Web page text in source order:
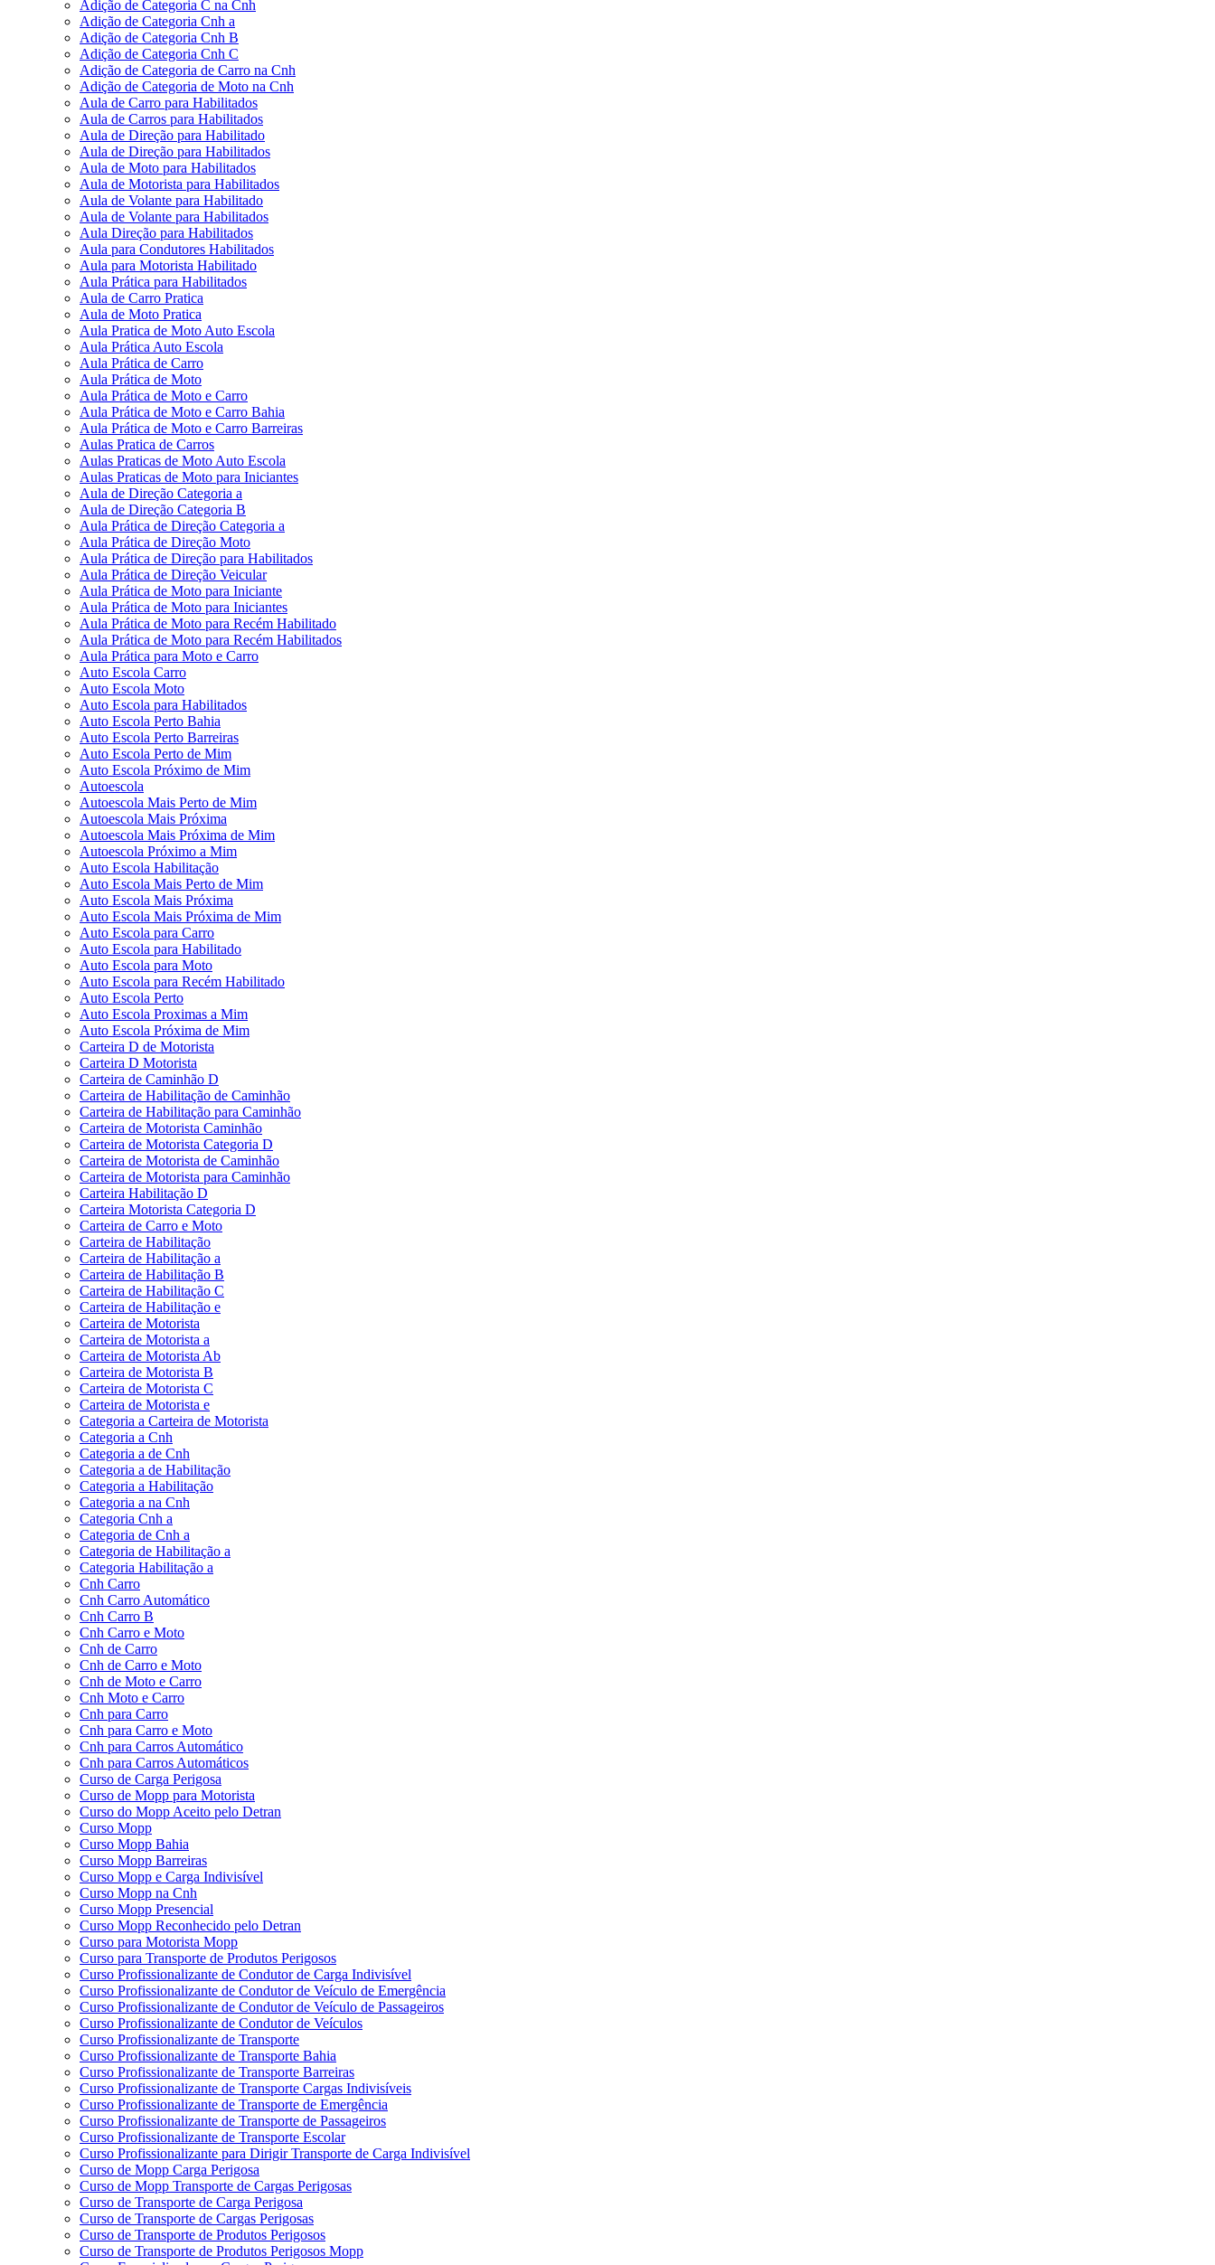
Adição de Categoria C na Cnh
Adição de Categoria Cnh a
Adição de Categoria Cnh B
Adição de Categoria Cnh C
Adição de Categoria de Carro na Cnh
Adição de Categoria de Moto na Cnh
Aula de Carro para Habilitados
Aula de Carros para Habilitados
Aula de Direção para Habilitado
Aula de Direção para Habilitados
Aula de Moto para Habilitados
Aula de Motorista para Habilitados
Aula de Volante para Habilitado
Aula de Volante para Habilitados
Aula Direção para Habilitados
Aula para Condutores Habilitados
Aula para Motorista Habilitado
Aula Prática para Habilitados
Aula de Carro Pratica
Aula de Moto Pratica
Aula Pratica de Moto Auto Escola
Aula Prática Auto Escola
Aula Prática de Carro
Aula Prática de Moto
Aula Prática de Moto e Carro
Aula Prática de Moto e Carro Bahia
Aula Prática de Moto e Carro Barreiras
Aulas Pratica de Carros
Aulas Praticas de Moto Auto Escola
Aulas Praticas de Moto para Iniciantes
Aula de Direção Categoria a
Aula de Direção Categoria B
Aula Prática de Direção Categoria a
Aula Prática de Direção Moto
Aula Prática de Direção para Habilitados
Aula Prática de Direção Veicular
Aula Prática de Moto para Iniciante
Aula Prática de Moto para Iniciantes
Aula Prática de Moto para Recém Habilitado
Aula Prática de Moto para Recém Habilitados
Aula Prática para Moto e Carro
Auto Escola Carro
Auto Escola Moto
Auto Escola para Habilitados
Auto Escola Perto Bahia
Auto Escola Perto Barreiras
Auto Escola Perto de Mim
Auto Escola Próximo de Mim
Autoescola
Autoescola Mais Perto de Mim
Autoescola Mais Próxima
Autoescola Mais Próxima de Mim
Autoescola Próximo a Mim
Auto Escola Habilitação
Auto Escola Mais Perto de Mim
Auto Escola Mais Próxima
Auto Escola Mais Próxima de Mim
Auto Escola para Carro
Auto Escola para Habilitado
Auto Escola para Moto
Auto Escola para Recém Habilitado
Auto Escola Perto
Auto Escola Proximas a Mim
Auto Escola Próxima de Mim
Carteira D de Motorista
Carteira D Motorista
Carteira de Caminhão D
Carteira de Habilitação de Caminhão
Carteira de Habilitação para Caminhão
Carteira de Motorista Caminhão
Carteira de Motorista Categoria D
Carteira de Motorista de Caminhão
Carteira de Motorista para Caminhão
Carteira Habilitação D
Carteira Motorista Categoria D
Carteira de Carro e Moto
Carteira de Habilitação
Carteira de Habilitação a
Carteira de Habilitação B
Carteira de Habilitação C
Carteira de Habilitação e
Carteira de Motorista
Carteira de Motorista a
Carteira de Motorista Ab
Carteira de Motorista B
Carteira de Motorista C
Carteira de Motorista e
Categoria a Carteira de Motorista
Categoria a Cnh
Categoria a de Cnh
Categoria a de Habilitação
Categoria a Habilitação
Categoria a na Cnh
Categoria Cnh a
Categoria de Cnh a
Categoria de Habilitação a
Categoria Habilitação a
Cnh Carro
Cnh Carro Automático
Cnh Carro B
Cnh Carro e Moto
Cnh de Carro
Cnh de Carro e Moto
Cnh de Moto e Carro
Cnh Moto e Carro
Cnh para Carro
Cnh para Carro e Moto
Cnh para Carros Automático
Cnh para Carros Automáticos
Curso de Carga Perigosa
Curso de Mopp para Motorista
Curso do Mopp Aceito pelo Detran
Curso Mopp
Curso Mopp Bahia
Curso Mopp Barreiras
Curso Mopp e Carga Indivisível
Curso Mopp na Cnh
Curso Mopp Presencial
Curso Mopp Reconhecido pelo Detran
Curso para Motorista Mopp
Curso para Transporte de Produtos Perigosos
Curso Profissionalizante de Condutor de Carga Indivisível
Curso Profissionalizante de Condutor de Veículo de Emergência
Curso Profissionalizante de Condutor de Veículo de Passageiros
Curso Profissionalizante de Condutor de Veículos
Curso Profissionalizante de Transporte
Curso Profissionalizante de Transporte Bahia
Curso Profissionalizante de Transporte Barreiras
Curso Profissionalizante de Transporte Cargas Indivisíveis
Curso Profissionalizante de Transporte de Emergência
Curso Profissionalizante de Transporte de Passageiros
Curso Profissionalizante de Transporte Escolar
Curso Profissionalizante para Dirigir Transporte de Carga Indivisível
Curso de Mopp Carga Perigosa
Curso de Mopp Transporte de Cargas Perigosas
Curso de Transporte de Carga Perigosa
Curso de Transporte de Cargas Perigosas
Curso de Transporte de Produtos Perigosos
Curso de Transporte de Produtos Perigosos Mopp